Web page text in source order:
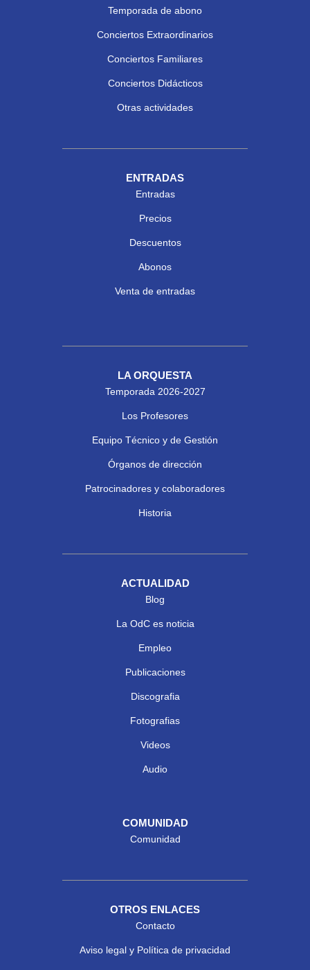
Temporada de abono
Conciertos Extraordinarios
Conciertos Familiares
Conciertos Didácticos
Otras actividades
ENTRADAS
Entradas
Precios
Descuentos
Abonos
Venta de entradas
LA ORQUESTA
Temporada 2026-2027
Los Profesores
Equipo Técnico y de Gestión
Órganos de dirección
Patrocinadores y colaboradores
Historia
ACTUALIDAD
Blog
La OdC es noticia
Empleo
Publicaciones
Discografia
Fotografias
Videos
Audio
COMUNIDAD
Comunidad
OTROS ENLACES
Contacto
Aviso legal y Política de privacidad